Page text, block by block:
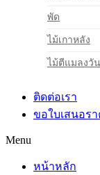
พัด
ไม้เกาหลัง
ไม้ตีแมลงวัน
ติดต่อเรา
ขอใบเสนอร
Menu
หน้าหลัก